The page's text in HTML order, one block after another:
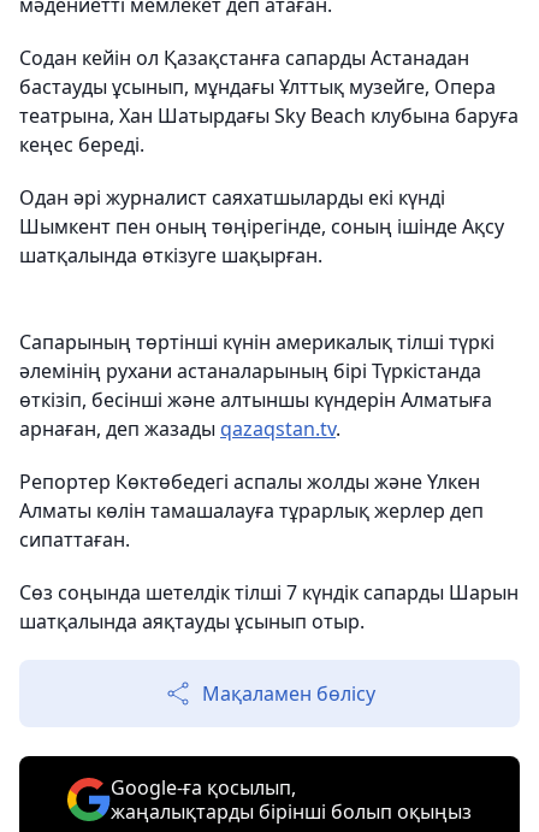
Содан кейін ол Қазақстанға сапарды Астанадан
бастауды ұсынып, мұндағы Ұлттық музейге, Опера
театрына, Хан Шатырдағы Sky Beach клубына баруға
кеңес береді.
Одан әрі журналист саяхатшыларды екі күнді
Шымкент пен оның төңірегінде, соның ішінде Ақсу
шатқалында өткізуге шақырған.
Сапарының төртінші күнін америкалық тілші түркі
әлемінің рухани астаналарының бірі Түркістанда
өткізіп, бесінші және алтыншы күндерін Алматыға
арнаған, деп жазады qazaqstan.tv.
Репортер Көктөбедегі аспалы жолды және Үлкен
Алматы көлін тамашалауға тұрарлық жерлер деп
сипаттаған.
Сөз соңында шетелдік тілші 7 күндік сапарды Шарын
шатқалында аяқтауды ұсынып отыр.
Мақаламен бөлісу
Google-ға қосылып,
жаңалықтарды бірінші болып оқыңыз